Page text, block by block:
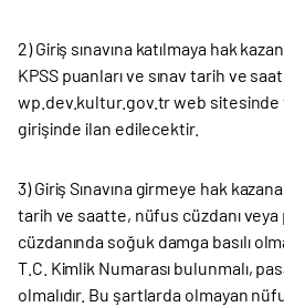
2) Giriş sınavına katılmaya hak
KPSS puanları ve sınav tarih ve
wp.dev.kultur.gov.tr web sitesinde
girişinde ilan edilecektir.
3) Giriş Sınavına girmeye hak
tarih ve saatte, nüfus cüzdanı
cüzdanında soğuk damga basılı
T.C. Kimlik Numarası bulunmalı,
olmalıdır. Bu şartlarda olmayan